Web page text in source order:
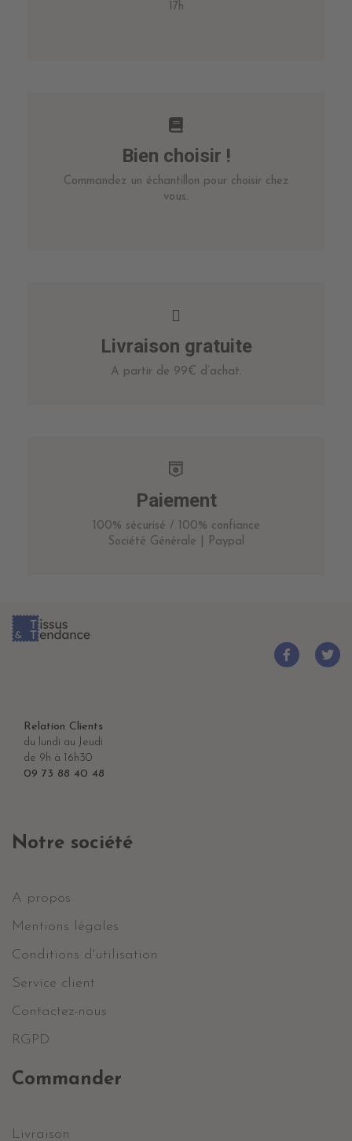
17h
Bien choisir !
Commandez un échantillon pour choisir chez
vous.
Livraison gratuite
A partir de 99€ d’achat.
Paiement
100% sécurisé / 100% confiance
Société Générale | Paypal
Relation Clients
du lundi au Jeudi
de 9h à 16h30
09 73 88 40 48
Notre société
A propos
Mentions légales
Conditions d'utilisation
Service client
Contactez-nous
RGPD
Commander
Livraison